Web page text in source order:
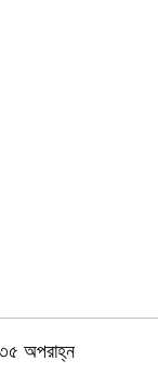
অপরাহ্ন